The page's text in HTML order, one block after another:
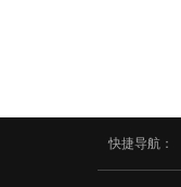
快捷导航：